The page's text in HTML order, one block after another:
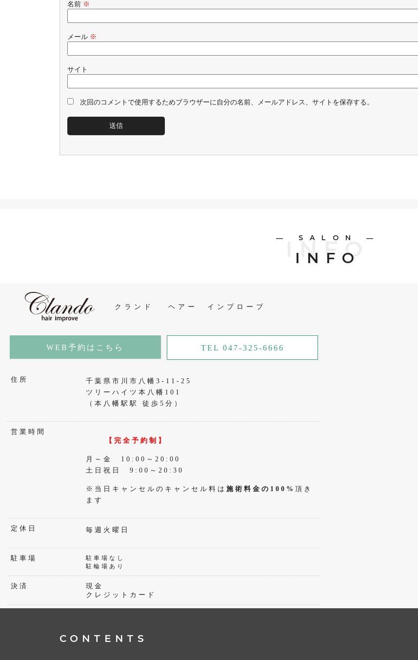
名前 ※
メール ※
サイト
次回のコメントで使用するためブラウザーに自分の名前、メールアドレス、サイトを保存する。
― SALON ―
INFO
INFO
クランド ヘアー インプローブ
WEB予約はこちら TEL 047-325-6666
住所
千葉県市川市八幡3-11-25
ツリーハイツ本八幡101
（本八幡駅駅 徒歩5分）
営業時間
【完全予約制】
月～金 10:00～20:00
土日祝日 9:00～20:30
※当日キャンセルのキャンセル料は 施術料金の100% 頂き
ます
定休日 毎週火曜日
駐車場
駐車場なし
駐輪場あり
決済
現金
クレジットカード
CONTENTS